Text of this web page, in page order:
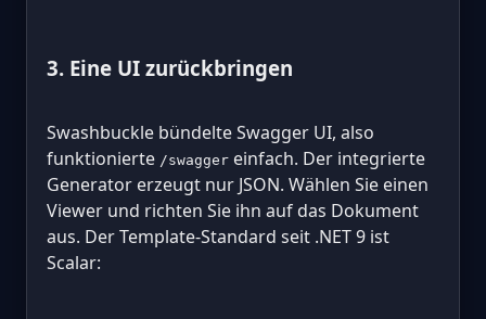
3. Eine UI zurückbringen
Swashbuckle bündelte Swagger UI, also
funktionierte /swagger einfach. Der integrierte
Generator erzeugt nur JSON. Wählen Sie einen
Viewer und richten Sie ihn auf das Dokument
aus. Der Template-Standard seit .NET 9 ist
Scalar: